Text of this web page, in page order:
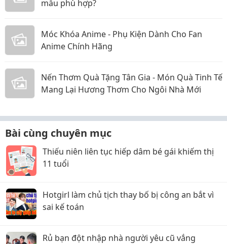
mẫu phù hợp?
Móc Khóa Anime - Phụ Kiện Dành Cho Fan
Anime Chính Hãng
Nến Thơm Quà Tặng Tân Gia - Món Quà Tinh Tế
Mang Lại Hương Thơm Cho Ngôi Nhà Mới
Bài cùng chuyên mục
Thiếu niên liên tục hiếp dâm bé gái khiếm thị
11 tuổi
Hotgirl làm chủ tịch thay bố bị công an bắt vì
sai kế toán
Rủ bạn đột nhập nhà người yêu cũ vắng